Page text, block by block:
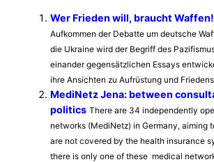
Wer Frieden will, braucht Waffen!
Aufkommen der Debatte um deutsche
die Ukraine wird der Begriff des
einander gegensätzlichen Essays
ihre Ansichten zu Aufrüstung und
MediNetz Jena: between
politics There are 34 independently
networks (MediNetz) in Germany, aiming
are not covered by the health insurance
there is only one of these medical